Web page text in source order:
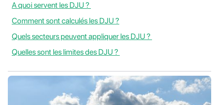
A quoi servent les DJU ?
Comment sont calculés les DJU ?
Quels secteurs peuvent appliquer les DJU ?
Quelles sont les limites des DJU ?